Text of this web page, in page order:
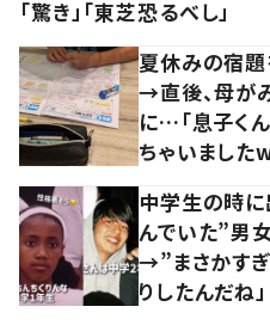
「驚き」「東芝恐るべし」
夏休みの宿題
→直後、母が
に…「息子く
ちゃいました
中学生の時
んでいた”男
→”まさかす
りしたんだね